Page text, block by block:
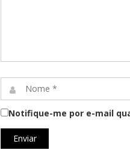
Comentário*
Nome
*
Notifique-me por e-mail